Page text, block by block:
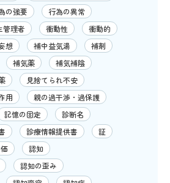
の強要
行為の異常
管理者 衝動性
衝動的
想 補中益気湯
補剤
補気薬
補気補陰
見捨てられ不安
用
親の過干渉・過保護
記憶の固定
診断名
診療情報提供書
証
認知
認知の歪み